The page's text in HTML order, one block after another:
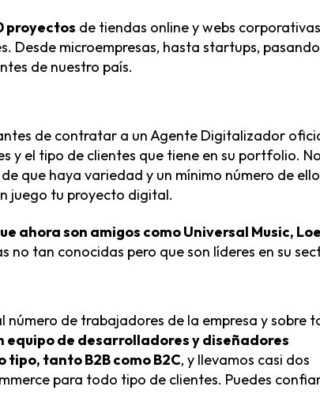
proyectos de tiendas online y webs
Desde microempresas, hasta startups,
de nuestro país.
de contratar a un Agente Digitalizador
y el tipo de clientes que tiene en su portfolio.
que haya variedad y un mínimo número de
juego tu proyecto digital.
ahora son amigos como Universal Music,
no tan conocidas pero que son líderes en su
número de trabajadores de la empresa y sobre
equipo de desarrolladores y diseñadores
tanto B2B como B2C, y llevamos casi dos
para todo tipo de clientes. Puedes